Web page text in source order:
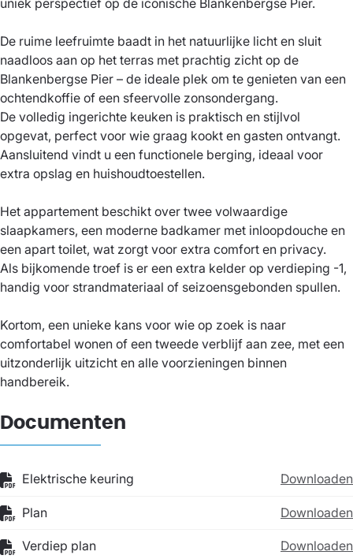
uniek perspectief op de iconische Blankenbergse Pier.
De ruime leefruimte baadt in het natuurlijke licht en sluit
naadloos aan op het terras met prachtig zicht op de
Blankenbergse Pier – de ideale plek om te genieten van een
ochtendkoffie of een sfeervolle zonsondergang.
De volledig ingerichte keuken is praktisch en stijlvol
opgevat, perfect voor wie graag kookt en gasten ontvangt.
Aansluitend vindt u een functionele berging, ideaal voor
extra opslag en huishoudtoestellen.
Het appartement beschikt over twee volwaardige
slaapkamers, een moderne badkamer met inloopdouche en
een apart toilet, wat zorgt voor extra comfort en privacy.
Als bijkomende troef is er een extra kelder op verdieping -1,
handig voor strandmateriaal of seizoensgebonden spullen.
Kortom, een unieke kans voor wie op zoek is naar
comfortabel wonen of een tweede verblijf aan zee, met een
uitzonderlijk uitzicht en alle voorzieningen binnen
handbereik.
Documenten
Elektrische keuring Downloaden
Plan Downloaden
Verdiep plan Downloaden